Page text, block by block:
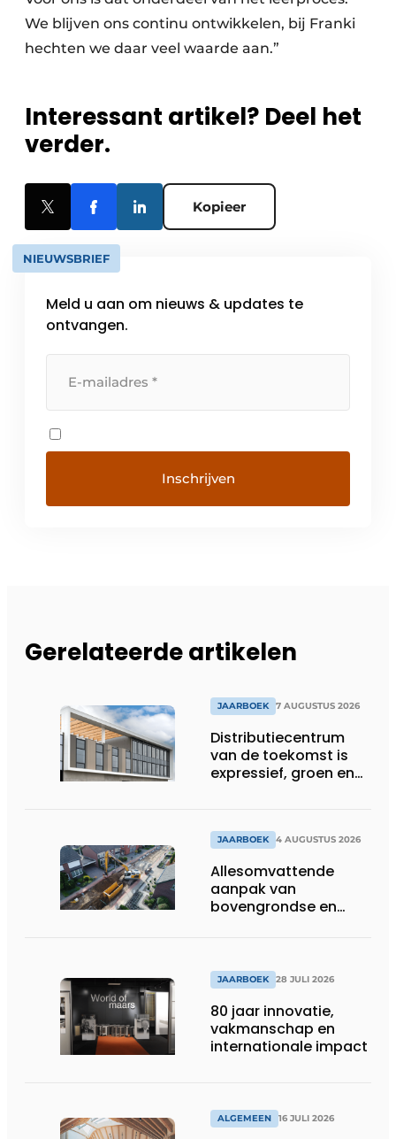
We blijven ons continu ontwikkelen, bij Franki
hechten we daar veel waarde aan.”
Interessant artikel? Deel het
verder.
Kopieer
NIEUWSBRIEF
Meld u aan om nieuws & updates te
ontvangen.
Gerelateerde artikelen
JAARBOEK 7 AUGUSTUS 2026
Distributiecentrum
van de toekomst is
expressief, groen en
JAARBOEK 4 AUGUSTUS 2026
Allesomvattende
aanpak van
bovengrondse en
JAARBOEK 28 JULI 2026
80 jaar innovatie,
vakmanschap en
internationale impact
ALGEMEEN 16 JULI 2026